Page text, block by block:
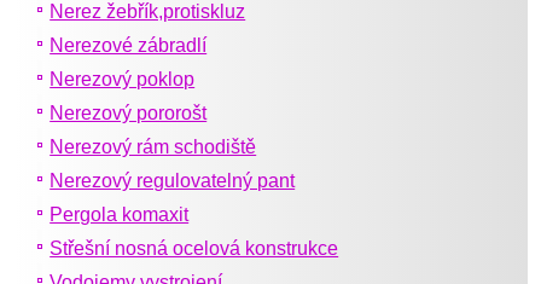
Nerez žebřík,protiskluz
Nerezové zábradlí
Nerezový poklop
Nerezový pororošt
Nerezový rám schodiště
Nerezový regulovatelný pant
Pergola komaxit
Střešní nosná ocelová konstrukce